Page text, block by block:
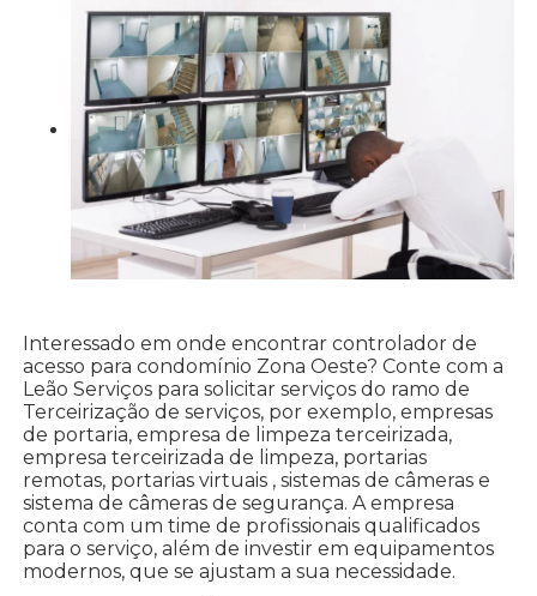
Interessado em onde encontrar controlador de
acesso para condomínio Zona Oeste? Conte com a
Leão Serviços para solicitar serviços do ramo de
Terceirização de serviços, por exemplo, empresas
de portaria, empresa de limpeza terceirizada,
empresa terceirizada de limpeza, portarias
remotas, portarias virtuais , sistemas de câmeras e
sistema de câmeras de segurança. A empresa
conta com um time de profissionais qualificados
para o serviço, além de investir em equipamentos
modernos, que se ajustam a sua necessidade.